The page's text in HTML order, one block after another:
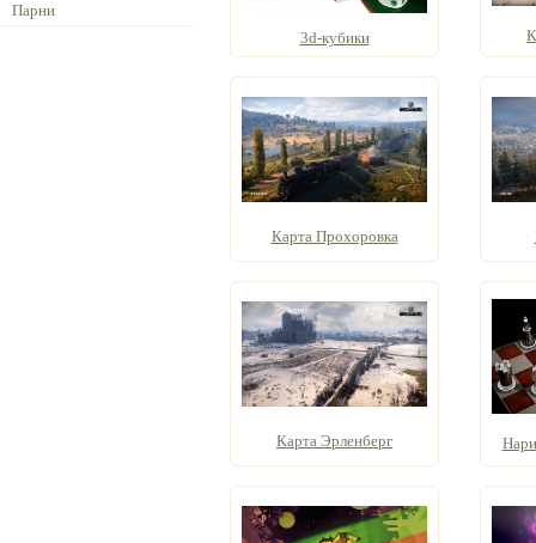
Парни
3d-кубики
Карта Прохоровка
Карта Эрленберг